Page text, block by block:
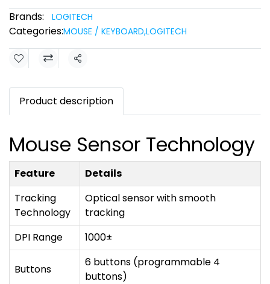
Brands:
LOGITECH
Categories:MOUSE / KEYBOARD,LOGITECH
Share
Product description
Mouse Sensor Technology
Feature
Details
Tracking
Technology
Optical sensor with smooth
tracking
DPI Range
1000±
Buttons
6 buttons (programmable 4
buttons)